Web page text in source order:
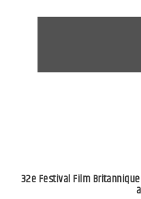
32e Festival Film